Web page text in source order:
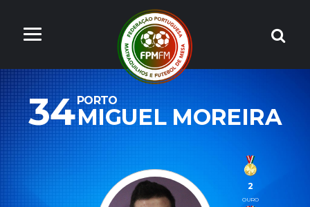
34PORTO
MIGUEL MOREIRA
2
OURO